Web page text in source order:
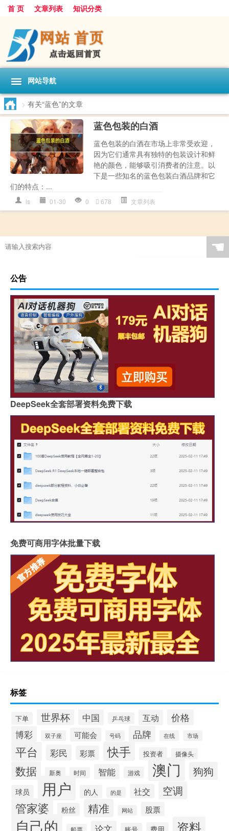
首 页 文章列表 知识分类
网站导航
> 有关“蓝色”的文章
蓝色包装的白酒
蓝色包装的白酒在市场上非常受欢迎，
因为它们通常具有独特的包装设计和鲜
艳的颜色，能够吸引消费者的注意。以
下是一些知名的蓝色包装白酒品牌和它
们的特点：...
ls 01-30 0 678 文章列表
☚
公告
DeepSeek全套部署资料免费下载
免费可商用字体批量下载
标签
下单 世界杯 中国 乒乓球 互动 价格
博彩 双子座 可能会 号码 品牌 在线 市场
平台 彩民 彩票 快手 投资者 摄像头
数据 新奥 时间 智能 游戏 澳门 狗狗
球员 用户 的人 的是 社交 空调
管家婆 粉丝 精准 网站 股票
自己的 船票 论文 账号 费用 资料